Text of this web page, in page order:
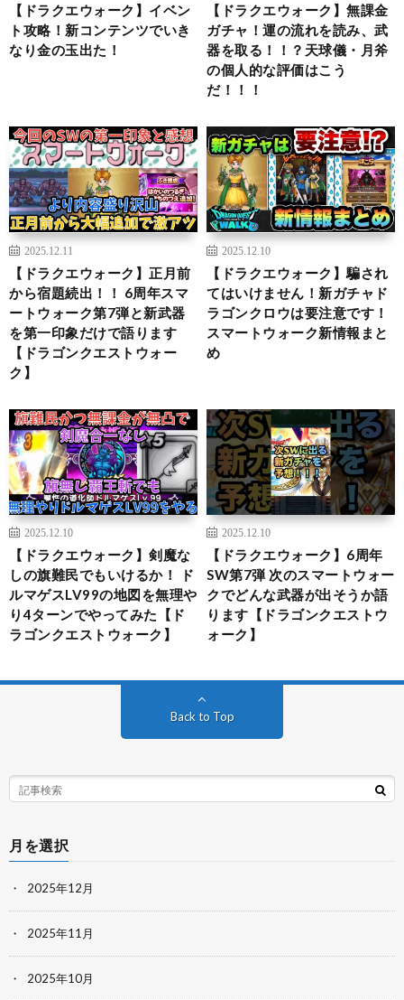
【ドラクエウォーク】イベン
ト攻略！新コンテンツでいき
なり金の玉出た！
【ドラクエウォーク】無課金
ガチャ！運の流れを読み、武
器を取る！！？天球儀・月斧
の個人的な評価はこう
だ！！！
2025.12.11
【ドラクエウォーク】正月前
から宿題続出！！ 6周年スマ
ートウォーク第7弾と新武器
を第一印象だけで語ります
【ドラゴンクエストウォー
ク】
2025.12.10
【ドラクエウォーク】騙され
てはいけません！新ガチャド
ラゴンクロウは要注意です！
スマートウォーク新情報まと
め
2025.12.10
【ドラクエウォーク】剣魔な
しの旗難民でもいけるか！ ド
ルマゲスLV99の地図を無理や
り4ターンでやってみた【ド
ラゴンクエストウォーク】
2025.12.10
【ドラクエウォーク】6周年
SW第7弾 次のスマートウォー
クでどんな武器が出そうか語
ります【ドラゴンクエストウ
ォーク】
Back to Top
月を選択
2025年12月
2025年11月
2025年10月